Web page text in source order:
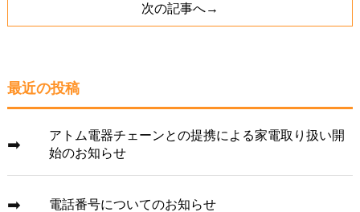
次の記事へ→
最近の投稿
アトム電器チェーンとの提携による家電取り扱い開
始のお知らせ
電話番号についてのお知らせ